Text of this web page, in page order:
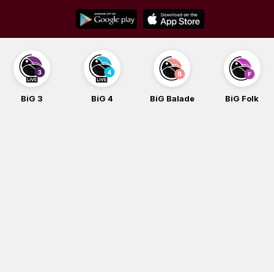
content
BiG 3 BiG 4 BiG Balade BiG Folk